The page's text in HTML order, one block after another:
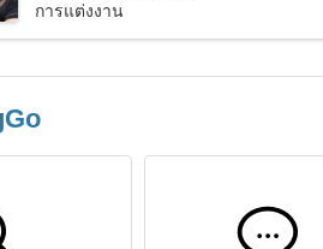
การแต่งงาน